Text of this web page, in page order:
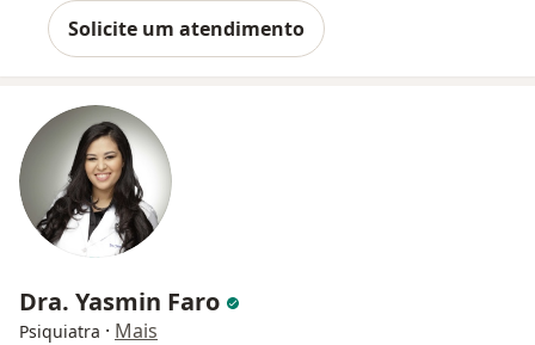
Solicite um atendimento
Dra. Yasmin Faro
Psiquiatra · Mais